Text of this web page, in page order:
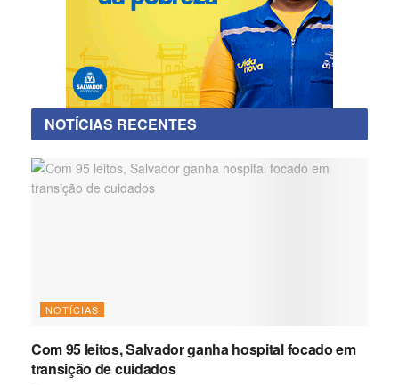
NOTÍCIAS RECENTES
NOTÍCIAS
Com 95 leitos, Salvador ganha hospital focado em
transição de cuidados